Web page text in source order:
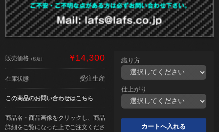
販売価格 （税込） ¥14,300
在庫状態 受注生産
この商品のお問い合わせはこちら
商品名・商品画像をクリックし、商品
詳細をご覧になった上でご注文くださ
織り方
仕上がり